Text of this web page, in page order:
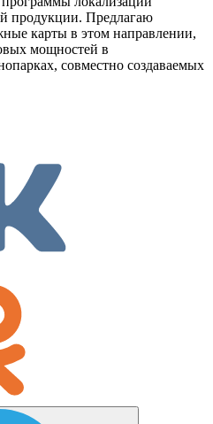
продукции. Предлагаю
карты в этом направлении,
мощностей в
совместно создаваемых